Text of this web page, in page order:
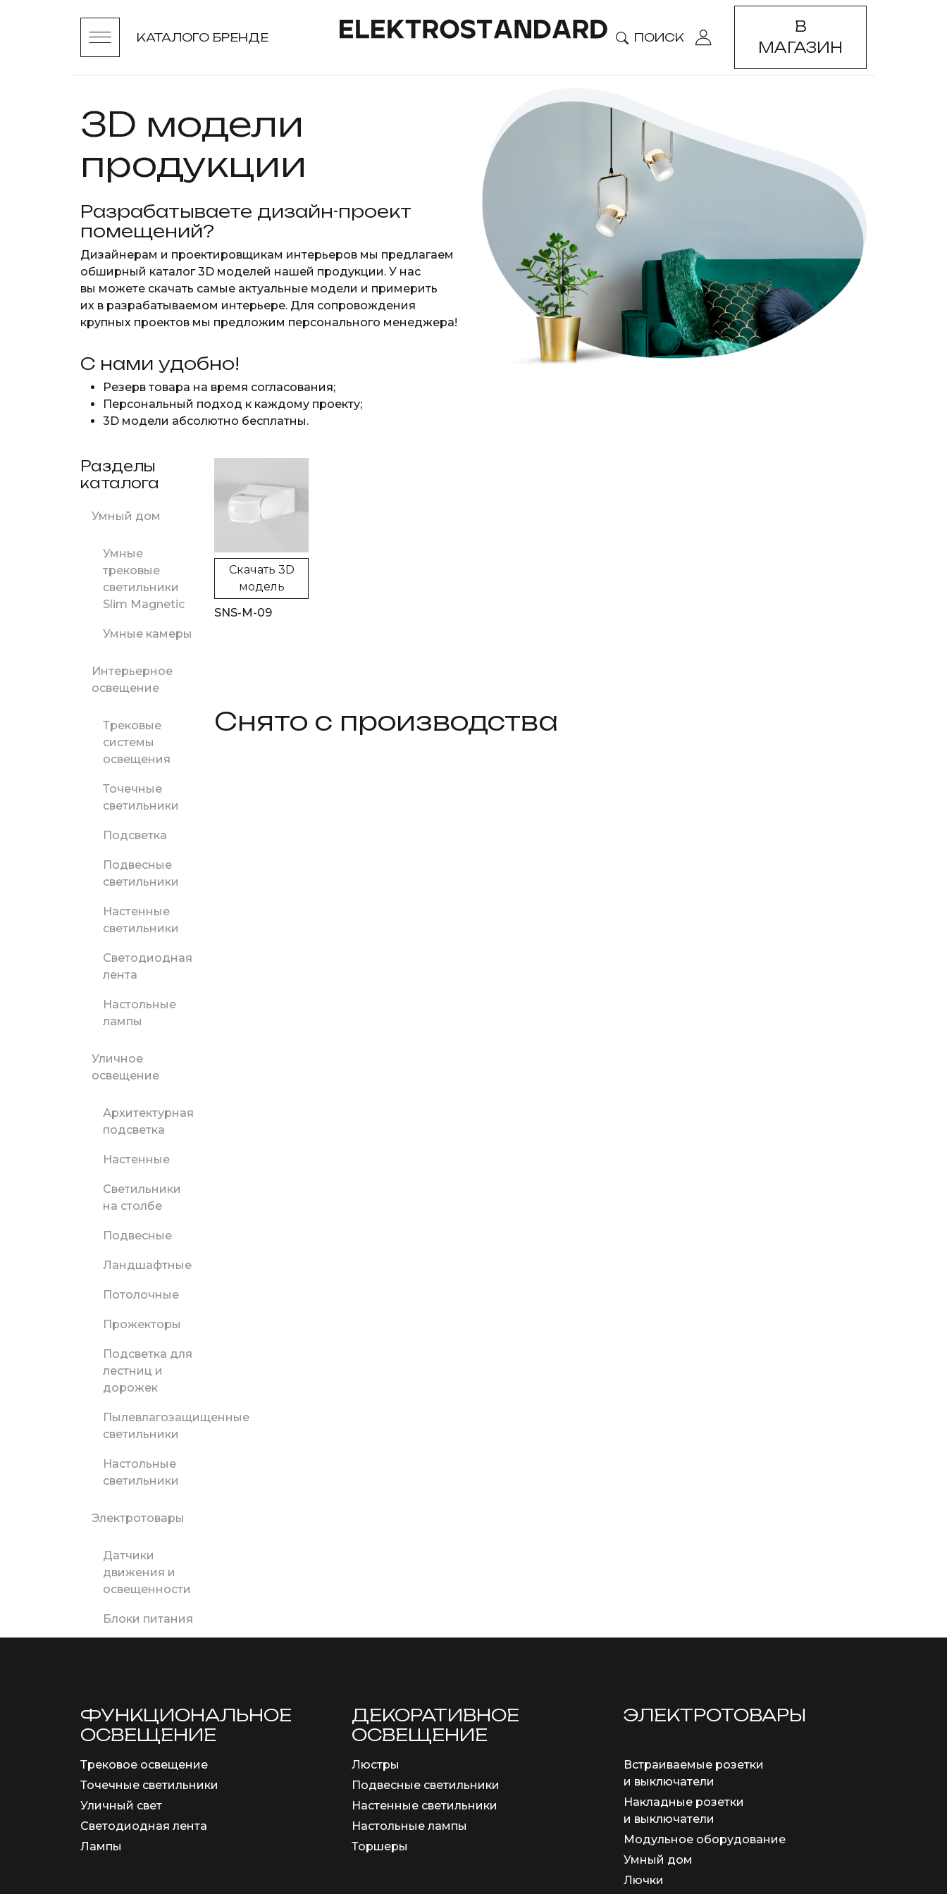
КАТАЛОГО БРЕНДЕ ПОИСК
В
МАГАЗИН
3D модели
продукции
Разрабатываете дизайн-проект
помещений?
Дизайнерам и проектировщикам интерьеров мы предлагаем
обширный каталог 3D моделей нашей продукции. У нас
вы можете скачать самые актуальные модели и примерить
их в разрабатываемом интерьере. Для сопровождения
крупных проектов мы предложим персонального менеджера!
С нами удобно!
Резерв товара на время согласования;
Персональный подход к каждому проекту;
3D модели абсолютно бесплатны.
Разделы
каталога
Умный дом
Умные
трековые
светильники
Slim Magnetic
Умные камеры
Интерьерное
освещение
Трековые
системы
освещения
Точечные
светильники
Подсветка
Подвесные
светильники
Настенные
светильники
Светодиодная
лента
Настольные
лампы
Уличное
освещение
Архитектурная
подсветка
Настенные
Светильники
на столбе
Подвесные
Ландшафтные
Потолочные
Прожекторы
Подсветка для
лестниц и
дорожек
Пылевлагозащищенные
светильники
Настольные
светильники
Электротовары
Датчики
движения и
освещенности
Блоки питания
Скачать 3D
модель
SNS-M-09
Снято с производства
ФУНКЦИОНА­ЛЬНОЕ
ОСВЕЩЕНИЕ
Трековое освещение
Точечные светильники
Уличный свет
Светодиодная лента
Лампы
ДЕКОРАТИВНОЕ
ОСВЕЩЕНИЕ
Люстры
Подвесные светильники
Настенные светильники
Настольные лампы
Торшеры
ЭЛЕКТРОТОВАРЫ
Встраиваемые розетки
и выключатели
Накладные розетки
и выключатели
Модульное оборудование
Умный дом
Лючки